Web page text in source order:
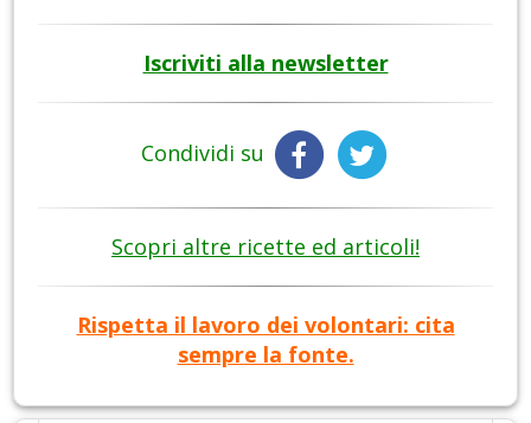
Iscriviti alla newsletter
Condividi su
Scopri altre ricette ed articoli!
Rispetta il lavoro dei volontari: cita
sempre la fonte.